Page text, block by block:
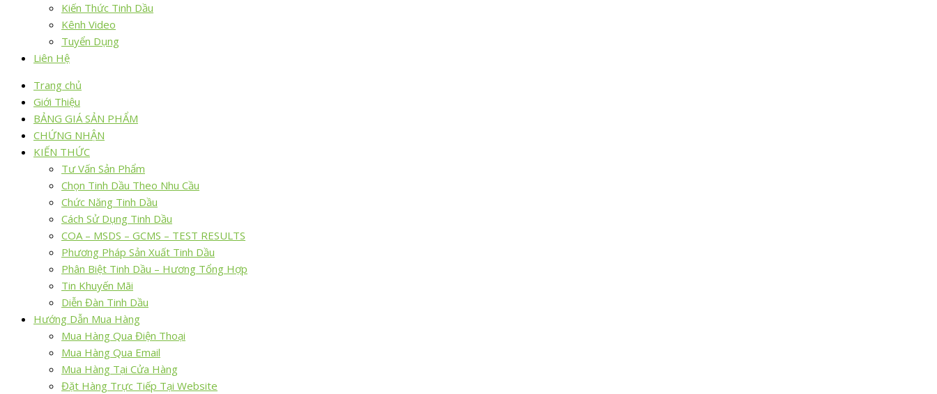
Kiến Thức Tinh Dầu
Kênh Video
Tuyển Dụng
Liên Hệ
Trang chủ
Giới Thiệu
BẢNG GIÁ SẢN PHẨM
CHỨNG NHẬN
KIẾN THỨC
Tư Vấn Sản Phẩm
Chọn Tinh Dầu Theo Nhu Cầu
Chức Năng Tinh Dầu
Cách Sử Dụng Tinh Dầu
COA – MSDS – GCMS – TEST RESULTS
Phương Pháp Sản Xuất Tinh Dầu
Phân Biệt Tinh Dầu – Hương Tổng Hợp
Tin Khuyến Mãi
Diễn Đàn Tinh Dầu
Hướng Dẫn Mua Hàng
Mua Hàng Qua Điện Thoại
Mua Hàng Qua Email
Mua Hàng Tại Cửa Hàng
Đặt Hàng Trực Tiếp Tại Website